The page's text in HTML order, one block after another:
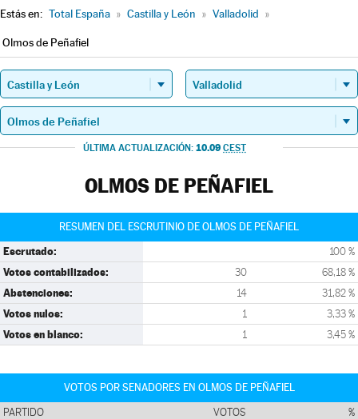
Estás en: Total España » Castilla y León » Valladolid »
Olmos de Peñafiel
ÚLTIMA ACTUALIZACIÓN: 10.09 CEST
OLMOS DE PEÑAFIEL
RESUMEN DEL ESCRUTINIO DE OLMOS DE PEÑAFIEL
Escrutado: 100 %
Votos contabilizados: 30 68,18 %
Abstenciones: 14 31,82 %
Votos nulos: 1 3,33 %
Votos en blanco: 1 3,45 %
VOTOS POR SENADORES EN OLMOS DE PEÑAFIEL
PARTIDO VOTOS %